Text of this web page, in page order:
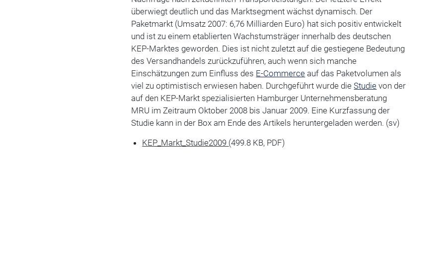
überwiegt deutlich und das Marktsegment wächst dynamisch. Der
Paketmarkt (Umsatz 2007: 6,76 Milliarden Euro) hat sich positiv entwickelt
und ist zu einem etablierten Wachstumsträger innerhalb des deutschen
KEP-Marktes geworden. Dies ist nicht zuletzt auf die gestiegene Bedeutung
des Versandhandels zurückzuführen, auch wenn sich manche
Einschätzungen zum Einfluss des E-Commerce auf das Paketvolumen als
viel zu optimistisch erwiesen haben. Durchgeführt wurde dieStudie von der
auf den KEP-Markt spezialisierten Hamburger Unternehmensberatung
MRU im Zeitraum Oktober 2008 bis Januar 2009. Eine Kurzfassung der
Studie kann in der Box am Ende des Artikels heruntergeladen werden. (sv)
KEP_Markt_Studie2009 (499.8 KB, PDF)